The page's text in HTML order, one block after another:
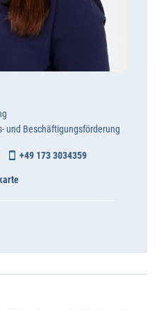
und Beschäftigungsförderung
+49 173 3034359